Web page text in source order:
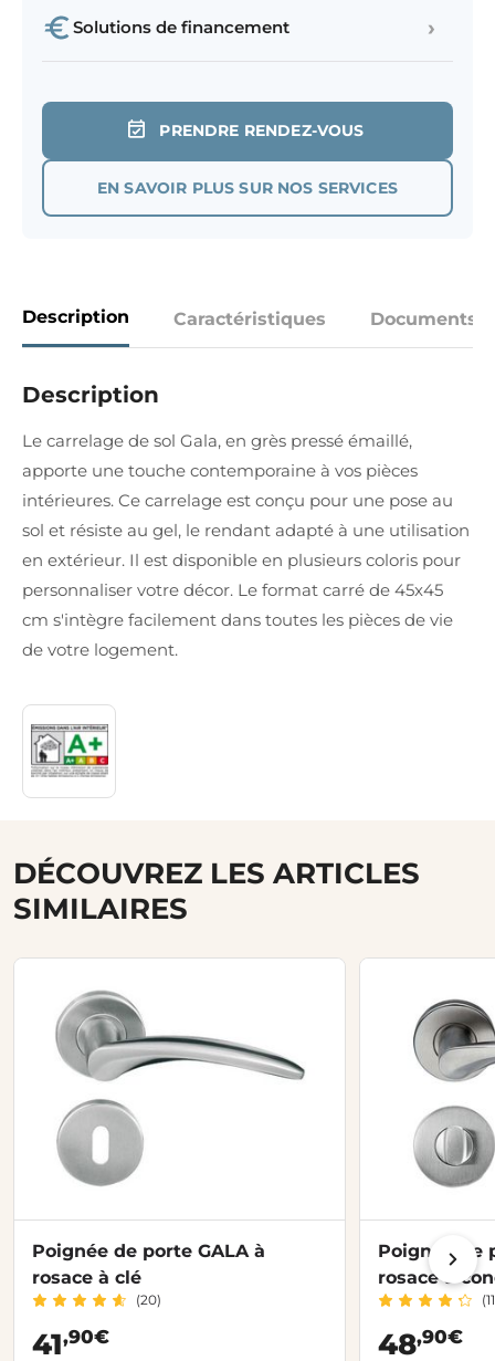
Solutions de financement ›
PRENDRE RENDEZ-VOUS
EN SAVOIR PLUS SUR NOS SERVICES
Description Caractéristiques Documents
Description
Le carrelage de sol Gala, en grès pressé émaillé,
apporte une touche contemporaine à vos pièces
intérieures. Ce carrelage est conçu pour une pose au
sol et résiste au gel, le rendant adapté à une utilisation
en extérieur. Il est disponible en plusieurs coloris pour
personnaliser votre décor. Le format carré de 45x45
cm s'intègre facilement dans toutes les pièces de vie
de votre logement.
DÉCOUVREZ LES ARTICLES
SIMILAIRES
Poignée de porte GALA à
rosace à clé
(20)
41,90€
Poignée de
rosace à
48,90€